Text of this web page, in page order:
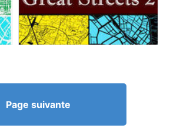
Page suivante